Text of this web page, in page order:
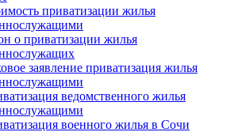
приватизации жилья
о приватизации жилья
заявление приватизация жилья
ведомственного жилья
военного жилья в Сочи